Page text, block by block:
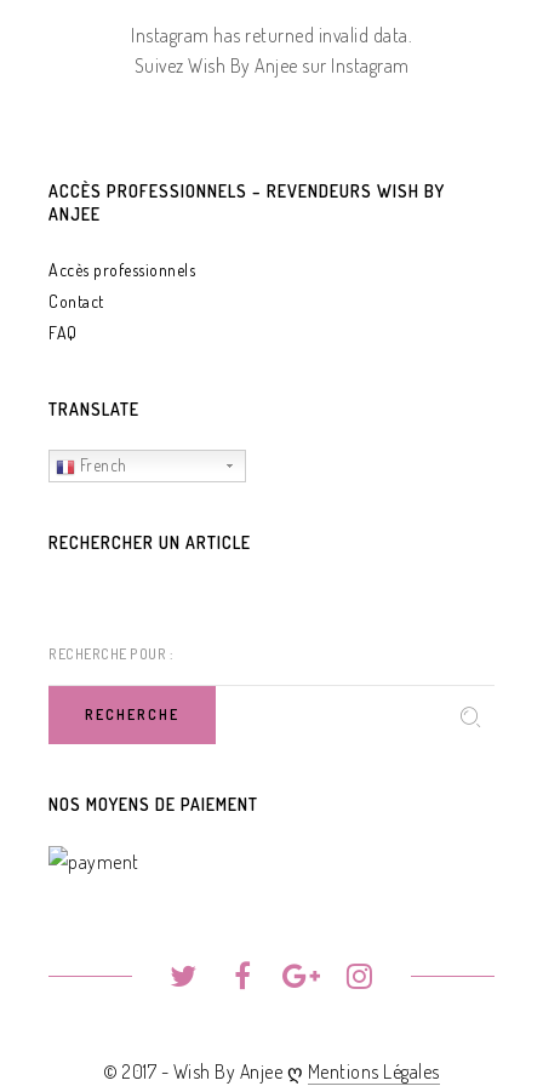
Instagram has returned invalid data.
Suivez Wish By Anjee sur Instagram
ACCÈS PROFESSIONNELS – REVENDEURS WISH BY
ANJEE
Accès professionnels
Contact
FAQ
TRANSLATE
French
RECHERCHER UN ARTICLE
RECHERCHE POUR :
RECHERCHE
NOS MOYENS DE PAIEMENT
© 2017 - Wish By Anjee ღ Mentions Légales